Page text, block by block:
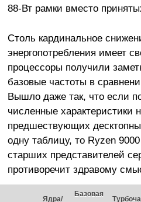
88-Вт рамки вместо
Столь кардинальное
энергопотребления имеет
процессоры получили
базовые частоты в
Вышло даже так, что если
численные характеристики
предшествующих
одну таблицу, то Ryzen
старших представителей
противоречит здравому
Ядра/
Базовая